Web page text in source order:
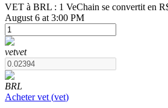
Futures USDT
VET à BRL : 1 VeChain se convertit en
August 6 at 3:00 PM
vetvet
BRL
Acheter vet (vet)